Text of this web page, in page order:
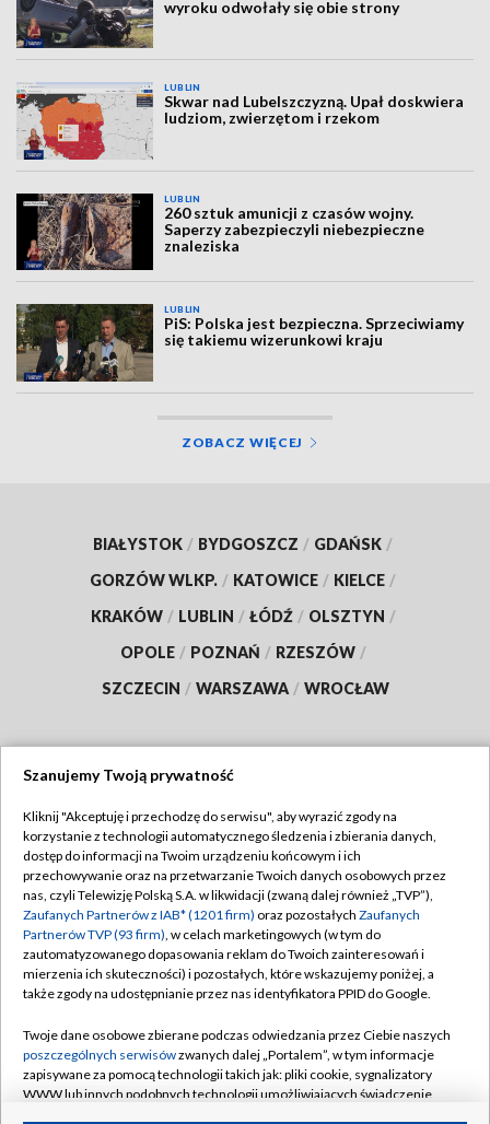
wyroku odwołały się obie strony
LUBLIN
Skwar nad Lubelszczyzną. Upał doskwiera
ludziom, zwierzętom i rzekom
LUBLIN
260 sztuk amunicji z czasów wojny.
Saperzy zabezpieczyli niebezpieczne
znaleziska
LUBLIN
PiS: Polska jest bezpieczna. Sprzeciwiamy
się takiemu wizerunkowi kraju
ZOBACZ WIĘCEJ
BIAŁYSTOK / BYDGOSZCZ / GDAŃSK /
GORZÓW WLKP. / KATOWICE / KIELCE /
KRAKÓW / LUBLIN / ŁÓDŹ / OLSZTYN /
OPOLE / POZNAŃ / RZESZÓW /
SZCZECIN / WARSZAWA / WROCŁAW
TVP
Abonament TVP
Emisja w TVP
Centrum informacji TVP
Naziemna Telewizja Cyfrowa
Rada Programowa
System NOS
Regulamin TVP
Polityka prywatności
Moje zgody
Pomoc
Kontakt
Szanujemy Twoją prywatność
Kliknij "Akceptuję i przechodzę do serwisu", aby wyrazić zgody na
korzystanie z technologii automatycznego śledzenia i zbierania danych,
dostęp do informacji na Twoim urządzeniu końcowym i ich
przechowywanie oraz na przetwarzanie Twoich danych osobowych przez
nas, czyli Telewizję Polską S.A. w likwidacji (zwaną dalej również „TVP”),
Zaufanych Partnerów z IAB* (1201 firm) oraz pozostałych Zaufanych
Partnerów TVP (93 firm), w celach marketingowych (w tym do
zautomatyzowanego dopasowania reklam do Twoich zainteresowań i
mierzenia ich skuteczności) i pozostałych, które wskazujemy poniżej, a
także zgody na udostępnianie przez nas identyfikatora PPID do Google.
Twoje dane osobowe zbierane podczas odwiedzania przez Ciebie naszych
poszczególnych serwisówzwanych dalej „Portalem”, w tym informacje
zapisywane za pomocą technologii takich jak: pliki cookie, sygnalizatory
WWW lub innych podobnych technologii umożliwiających świadczenie